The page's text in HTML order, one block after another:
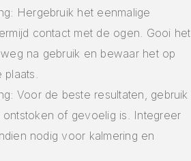
Hergebruik het eenmalige
contact met de ogen. Gooi het
na gebruik en bewaar het op
plaats.
Voor de beste resultaten, gebruik
of gevoelig is. Integreer
nodig voor kalmering en